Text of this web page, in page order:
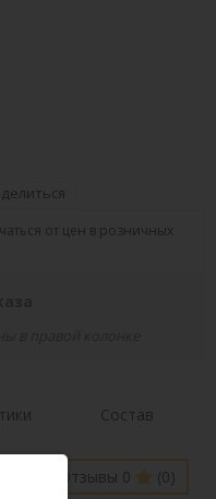
от цен в розничных
Состав
Отзывы 0 (0)